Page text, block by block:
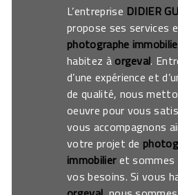
L’entreprise DIDIER
propose ses services
photographe
habitez àorgeval.
d’une expérience et
de qualité, nous
oeuvre pour vous
vous accompagnons
votre projet de
immobilieret sommes
vos besoins. Si vous